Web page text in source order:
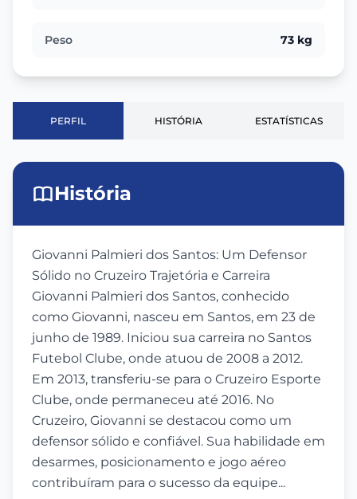
Peso 73 kg
PERFIL HISTÓRIA ESTATÍSTICAS
História
Giovanni Palmieri dos Santos: Um Defensor
Sólido no Cruzeiro Trajetória e Carreira
Giovanni Palmieri dos Santos, conhecido
como Giovanni, nasceu em Santos, em 23 de
junho de 1989. Iniciou sua carreira no Santos
Futebol Clube, onde atuou de 2008 a 2012.
Em 2013, transferiu-se para o Cruzeiro Esporte
Clube, onde permaneceu até 2016. No
Cruzeiro, Giovanni se destacou como um
defensor sólido e confiável. Sua habilidade em
desarmes, posicionamento e jogo aéreo
contribuíram para o sucesso da equipe...